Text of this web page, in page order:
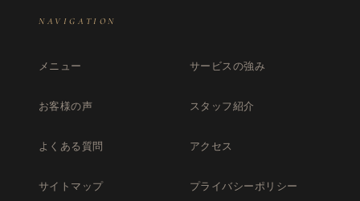
NAVIGATION
メニュー サービスの強み
お客様の声 スタッフ紹介
よくある質問 アクセス
サイトマップ プライバシーポリシー